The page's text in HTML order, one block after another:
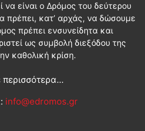
να είναι ο Δρόμος του δεύτερου
πρέπει, κατ’ αρχάς, να δώσουμε
πρέπει ενσυνείδητα και
ως συμβολή διεξόδου της
καθολική κρίση.
περισσότερα...
info@edromos.gr